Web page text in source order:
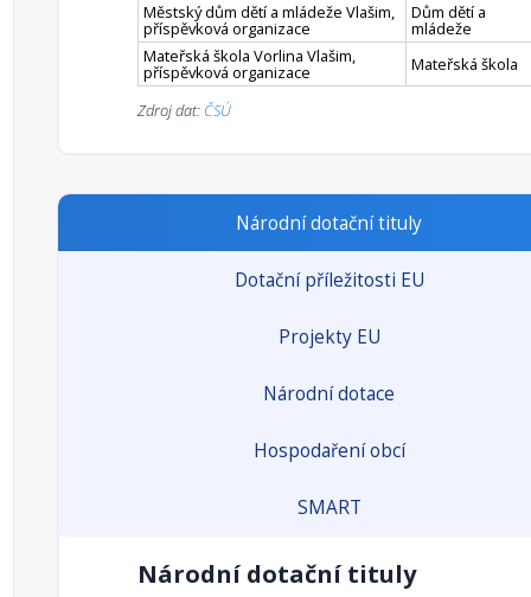
Městský dům dětí a mládeže Vlašim,
příspěvková organizace
Dům dětí a
mládeže
Mateřská škola Vorlina Vlašim,
příspěvková organizace Mateřská škola
Zdroj dat: ČSÚ
Národní dotační tituly
Dotační příležitosti EU
Projekty EU
Národní dotace
Hospodaření obcí
SMART
Národní dotační tituly